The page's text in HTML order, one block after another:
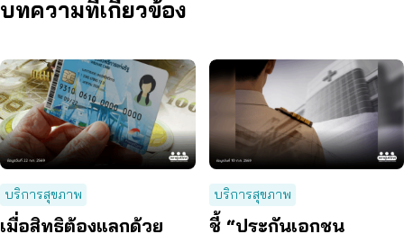
บทความที่เกี่ยวข้อง
บริการสุขภาพ
เมื่อสิทธิต้องแลกด้วย
บริการสุขภาพ
ชี้ “ประกันเอกชน